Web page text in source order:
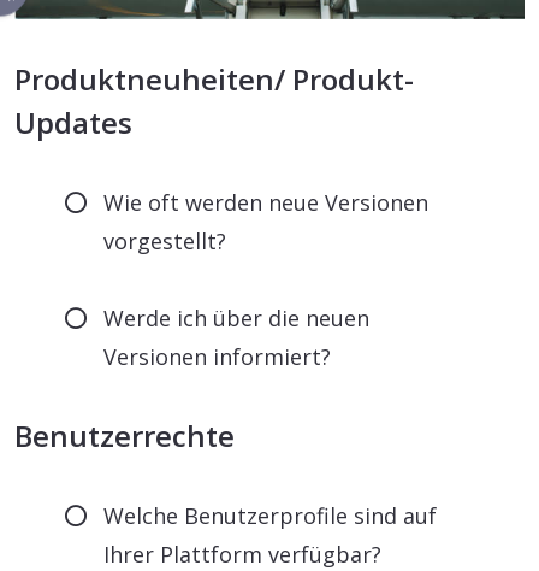
Produktneuheiten/ Produkt-
Updates
Wie oft werden neue Versionen
vorgestellt?
Werde ich über die neuen
Versionen informiert?
Benutzerrechte
Welche Benutzerprofile sind auf
Ihrer Plattform verfügbar?